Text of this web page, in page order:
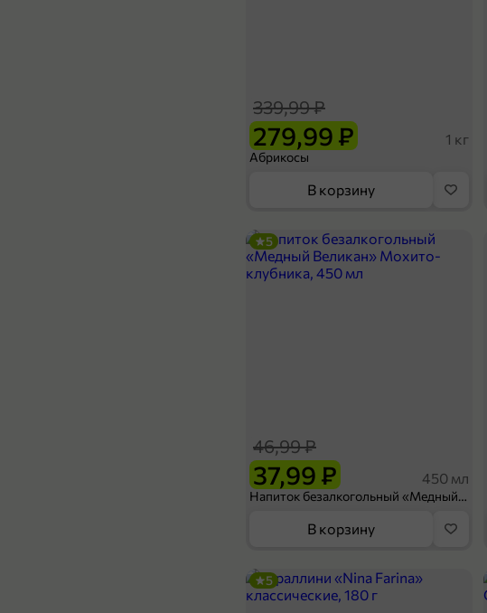
279,99 ₽
339,99 ₽
1 кг
Абрикосы
В корзину
37,99 ₽
46,99 ₽
450 мл
Напиток безалкогольный «Медный Великан» Мохито-клубника, 450 мл
5
В корзину
5